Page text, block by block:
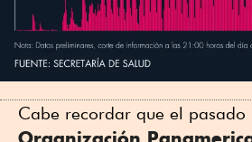
Cabe recordar que el pasado